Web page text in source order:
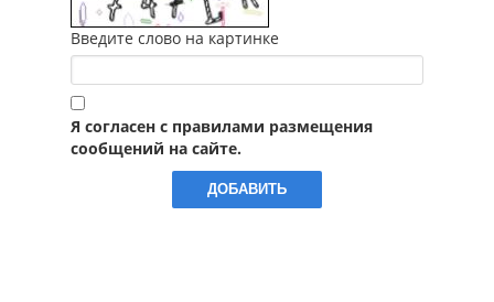
Введите слово на картинке
Я согласен с правилами размещения
сообщений на сайте.